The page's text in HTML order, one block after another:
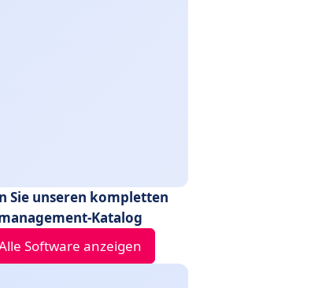
Sie unseren kompletten
Katalog
Software anzeigen